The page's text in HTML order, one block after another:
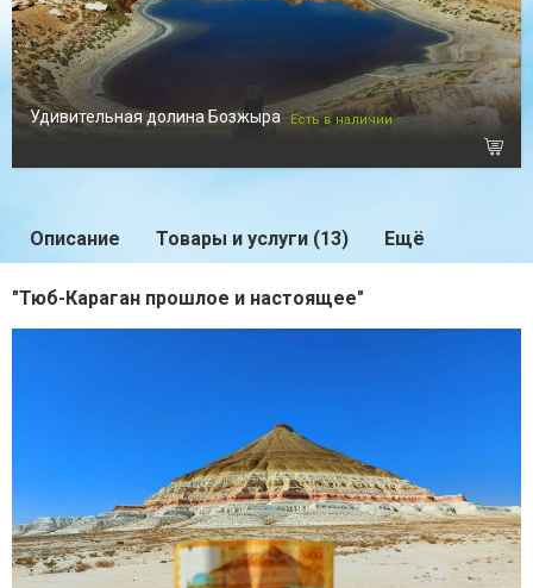
Удивительная долина Бозжыра Есть в наличии
Описание Товары и услуги (13) Ещё
"Тюб-Караган прошлое и настоящее"